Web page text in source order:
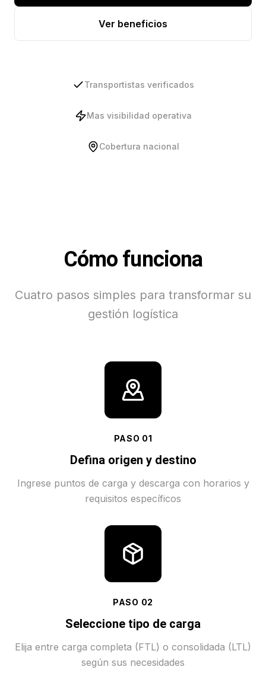
Ver beneficios
Transportistas verificados
Mas visibilidad operativa
Cobertura nacional
Cómo funciona
Cuatro pasos simples para transformar su
gestión logística
PASO 01
Defina origen y destino
Ingrese puntos de carga y descarga con horarios y
requisitos específicos
PASO 02
Seleccione tipo de carga
Elija entre carga completa (FTL) o consolidada (LTL)
según sus necesidades